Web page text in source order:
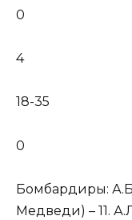
0
4
18-35
0
Бомбардиры:
Медведи) – 11.